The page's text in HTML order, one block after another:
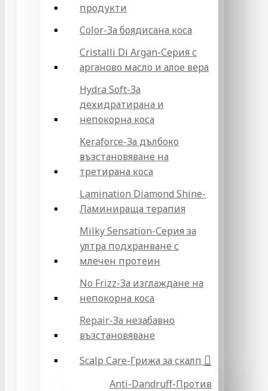
продукти
Color-За боядисана коса
Cristalli Di Argan-Серия с
арганово масло и алое вера
Hydra Soft-За
дехидратирана и
непокорна коса
Keraforce-За дълбоко
възстановяване на
третирана коса
Lamination Diamond Shine-
Ламинираща терапия
Milky Sensation-Серия за
ултра подхранване с
млечен протеин
No Frizz-За изглаждане на
непокорна коса
Repair-За незабавно
възстановяване
Scalp Care-Грижа за скалп
Anti-Dandruff-Против